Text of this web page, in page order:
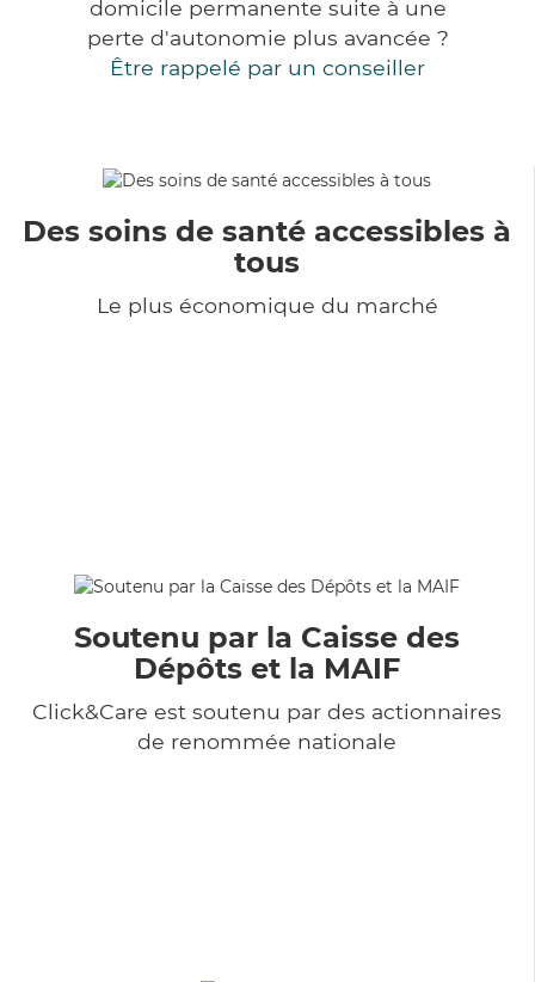
domicile permanente suite à une
perte d'autonomie plus avancée ?
Être rappelé par un conseiller
Des soins de santé accessibles à
tous
Le plus économique du marché
Soutenu par la Caisse des
Dépôts et la MAIF
Click&Care est soutenu par des actionnaires
de renommée nationale